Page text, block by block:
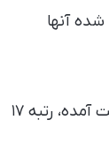
آنها
جالب‌تر اینکه دیدن انسان‌ها در تلویزیون برای سگ‌ها جذابیت زیادی ندارد و در فهرست به‌دست آمده، رتبه ۱۷